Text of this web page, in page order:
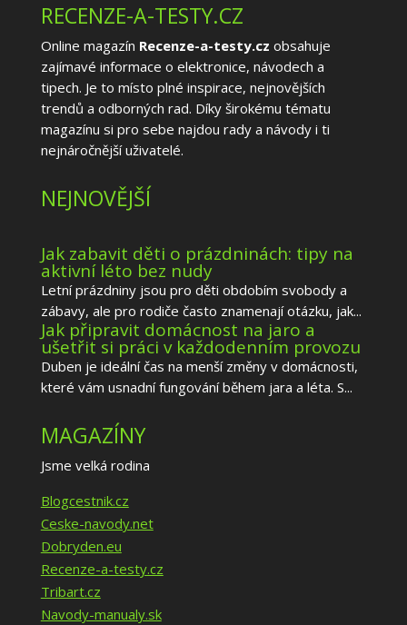
RECENZE-A-TESTY.CZ
Online magazín Recenze-a-testy.cz obsahuje
zajímavé informace o elektronice, návodech a
tipech. Je to místo plné inspirace, nejnovějších
trendů a odborných rad. Díky širokému tématu
magazínu si pro sebe najdou rady a návody i ti
nejnáročnější uživatelé.
NEJNOVĚJŠÍ
Jak zabavit děti o prázdninách: tipy na
aktivní léto bez nudy
Letní prázdniny jsou pro děti obdobím svobody a
zábavy, ale pro rodiče často znamenají otázku, jak...
Jak připravit domácnost na jaro a
ušetřit si práci v každodenním provozu
Duben je ideální čas na menší změny v domácnosti,
které vám usnadní fungování během jara a léta. S...
MAGAZÍNY
Jsme velká rodina
Blogcestnik.cz
Ceske-navody.net
Dobryden.eu
Recenze-a-testy.cz
Tribart.cz
Navody-manualy.sk